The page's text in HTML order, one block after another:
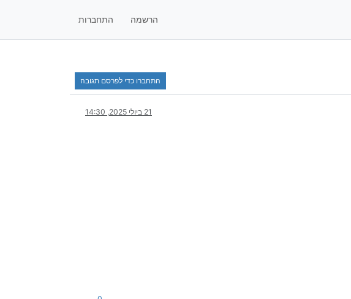
הרשמה התחברות
התחברו כדי לפרסם תגובה
21 ביולי 2025, 14:30